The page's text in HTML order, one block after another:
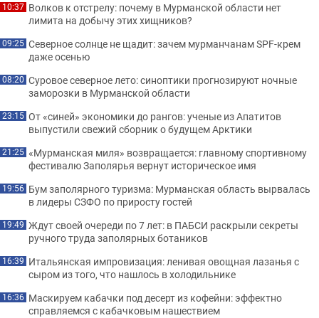
10:37 Волков к отстрелу: почему в Мурманской области нет
лимита на добычу этих хищников?
09:25 Северное солнце не щадит: зачем мурманчанам SPF-крем
даже осенью
08:20 Суровое северное лето: синоптики прогнозируют ночные
заморозки в Мурманской области
23:15 От «синей» экономики до рангов: ученые из Апатитов
выпустили свежий сборник о будущем Арктики
21:25 «Мурманская миля» возвращается: главному спортивному
фестивалю Заполярья вернут историческое имя
19:56 Бум заполярного туризма: Мурманская область вырвалась
в лидеры СЗФО по приросту гостей
19:49 Ждут своей очереди по 7 лет: в ПАБСИ раскрыли секреты
ручного труда заполярных ботаников
16:39 Итальянская импровизация: ленивая овощная лазанья с
сыром из того, что нашлось в холодильнике
16:36 Маскируем кабачки под десерт из кофейни: эффектно
справляемся с кабачковым нашествием